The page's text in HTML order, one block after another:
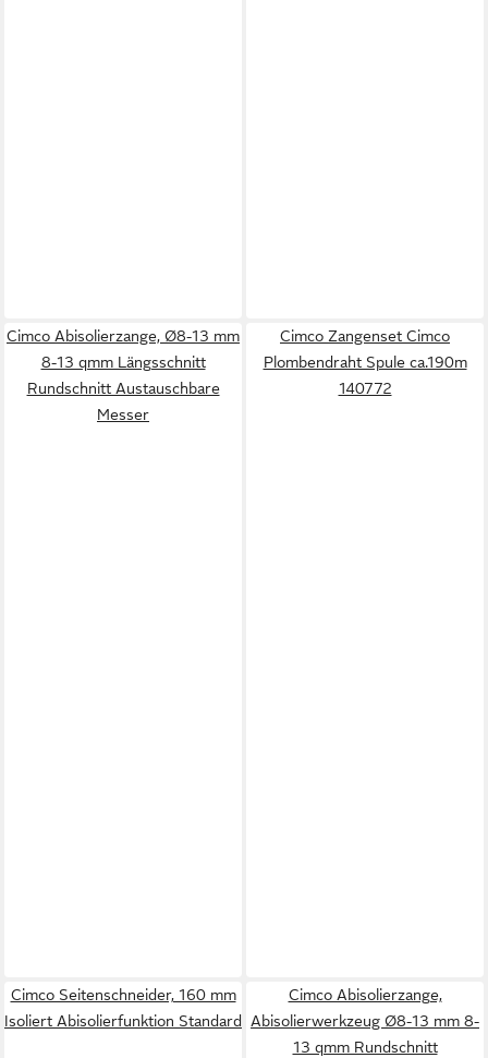
Cimco Abisolierzange, Ø8-13 mm
8-13 qmm Längsschnitt
Rundschnitt Austauschbare
Messer
Cimco Zangenset Cimco
Plombendraht Spule ca.190m
140772
Cimco Seitenschneider, 160 mm
Isoliert Abisolierfunktion Standard
Cimco Abisolierzange,
Abisolierwerkzeug Ø8-13 mm 8-
13 qmm Rundschnitt